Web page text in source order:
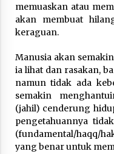
memuaskan atau
akan membuat
keraguan.
Manusia akan
ia lihat dan rasakan,
namun tidak ada
semakin
(jahil) cenderung
pengetahuannya
(fundamental/haqq/
yang benar untuk